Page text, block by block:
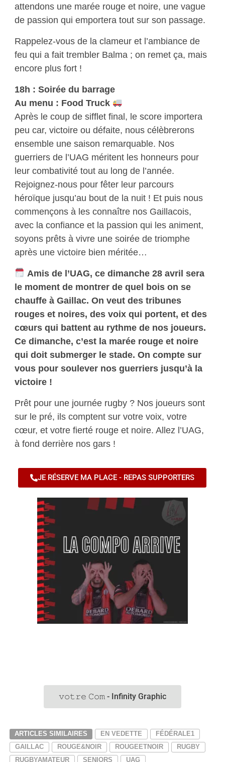
attendons une marée rouge et noire, une vague
de passion qui emportera tout sur son passage.
Rappelez-vous de la clameur et l’ambiance de
feu qui a fait trembler Balma ; on remet ça, mais
encore plus fort !
18h : Soirée du barrage
Au menu : Food Truck
Après le coup de sifflet final, le score importera
peu car, victoire ou défaite, nous célèbrerons
ensemble une saison remarquable. Nos
guerriers de l’UAG méritent les honneurs pour
leur combativité tout au long de l’année.
Rejoignez-nous pour fêter leur parcours
héroïque jusqu’au bout de la nuit ! Et puis nous
commençons à les connaître nos Gaillacois,
avec la confiance et la passion qui les animent,
soyons prêts à vivre une soirée de triomphe
après une victoire bien méritée…
Amis de l’UAG, ce dimanche 28 avril sera
le moment de montrer de quel bois on se
chauffe à Gaillac. On veut des tribunes
rouges et noires, des voix qui portent, et des
cœurs qui battent au rythme de nos joueurs.
Ce dimanche, c’est la marée rouge et noire
qui doit submerger le stade. On compte sur
vous pour soulever nos guerriers jusqu’à la
victoire !
Prêt pour une journée rugby ? Nos joueurs sont
sur le pré, ils comptent sur votre voix, votre
cœur, et votre fierté rouge et noire. Allez l’UAG,
à fond derrière nos gars !
JE RÉSERVE MA PLACE - REPAS SUPPORTERS
𝚟𝚘𝚝𝚛𝚎 𝙲𝚘𝚖 - Infinity Graphic
ARTICLES SIMILAIRES EN VEDETTE
FÉDÉRALE1
GAILLAC
ROUGE&NOIR ROUGEETNOIR
RUGBY
RUGBYAMATEUR
SENIORS UAG